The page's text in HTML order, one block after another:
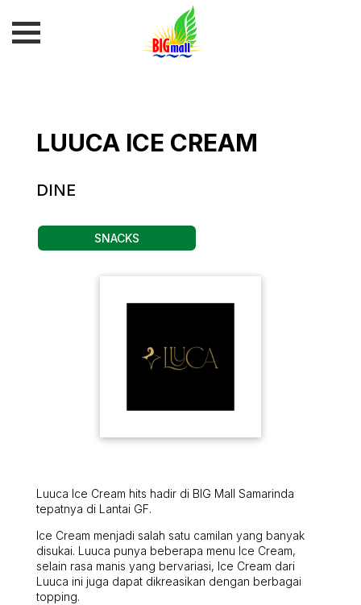
LUUCA ICE CREAM
DINE
SNACKS
Luuca Ice Cream hits hadir di BIG Mall Samarinda
tepatnya di Lantai GF.
Ice Cream menjadi salah satu camilan yang banyak
disukai. Luuca punya beberapa menu Ice Cream,
selain rasa manis yang bervariasi, Ice Cream dari
Luuca ini juga dapat dikreasikan dengan berbagai
topping.